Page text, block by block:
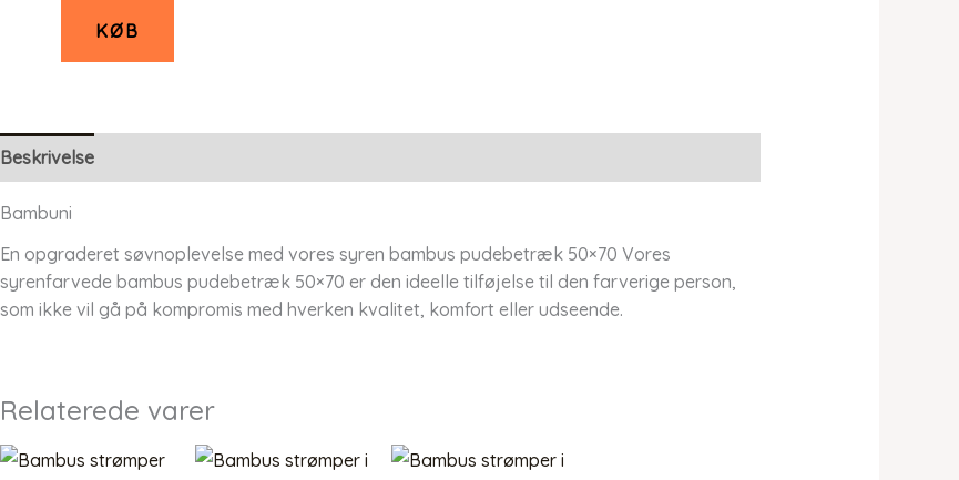
KØB
Beskrivelse
Bambuni
En opgraderet søvnoplevelse med vores syren bambus pudebetræk 50×70 Vores
syrenfarvede bambus pudebetræk 50×70 er den ideelle tilføjelse til den farverige person,
som ikke vil gå på kompromis med hverken kvalitet, komfort eller udseende.
Relaterede varer